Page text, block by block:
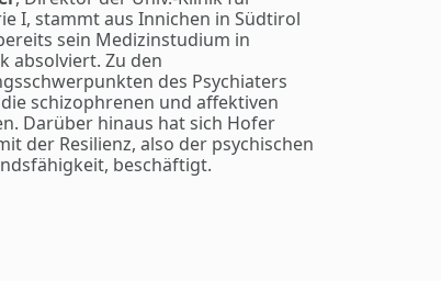
I, stammt aus Innichen in Südtirol
sein Medizinstudium in
absolviert. Zu den
des Psychiaters
schizophrenen und affektiven
Darüber hinaus hat sich Hofer
der Resilienz, also der psychischen
beschäftigt.